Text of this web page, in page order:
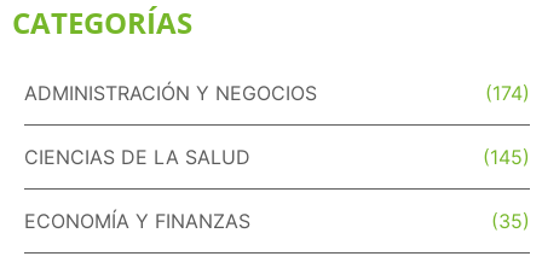
CATEGORÍAS
ADMINISTRACIÓN Y NEGOCIOS (174)
CIENCIAS DE LA SALUD (145)
ECONOMÍA Y FINANZAS (35)